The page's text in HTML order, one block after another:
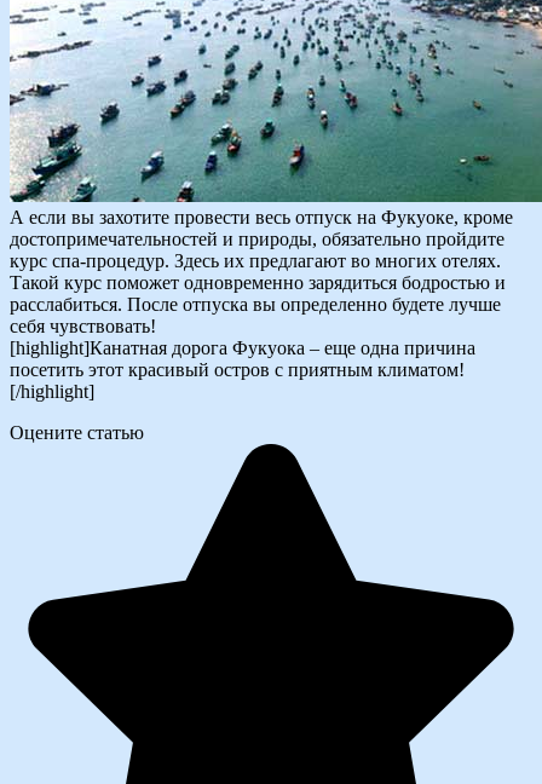
А если вы захотите провести весь отпуск на Фукуоке, кроме
достопримечательностей и природы, обязательно пройдите
курс спа-процедур. Здесь их предлагают во многих отелях.
Такой курс поможет одновременно зарядиться бодростью и
расслабиться. После отпуска вы определенно будете лучше
себя чувствовать!
[highlight]Канатная дорога Фукуока – еще одна причина
посетить этот красивый остров с приятным климатом!
[/highlight]
Оцените статью